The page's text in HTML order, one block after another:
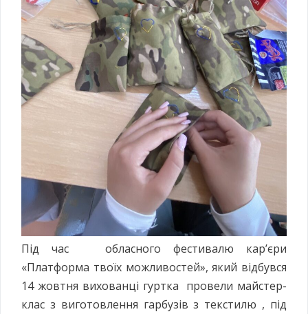
Під час обласного фестивалю кар’єри
«Платформа твоїх можливостей», який відбувся
14 жовтня вихованці гуртка провели майстер-
клас з виготовлення гарбузів з текстилю , під